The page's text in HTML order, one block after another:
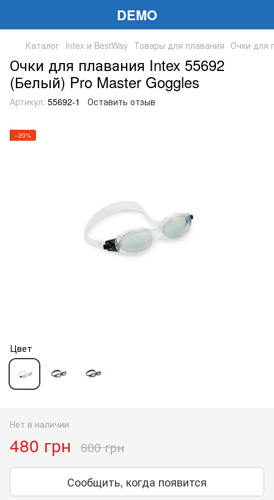
DEMO
Каталог Intex и BestWay Товары для плавания Очки для
Очки для плавания Intex 55692
(Белый) Pro Master Goggles
Артикул: 55692-1 Оставить отзыв
−20%
Цвет
Нет в наличии
480 грн 600 грн
Сообщить, когда появится